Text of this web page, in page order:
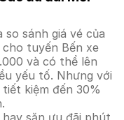
sánh giá vé của
tuyến Bến xe
và có thể lên
yếu tố. Nhưng với
kiệm đến 30%
săn ưu đãi phút